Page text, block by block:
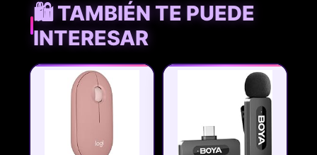
🛍️ TAMBIÉN TE PUEDE
INTERESAR